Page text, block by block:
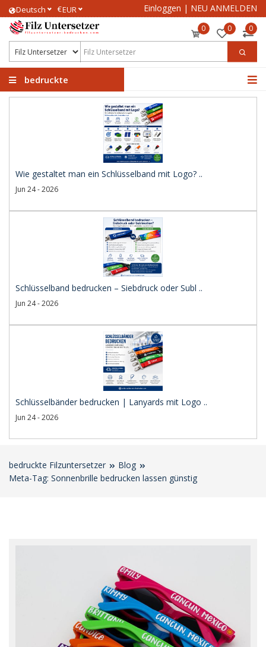
Deutsch €EUR Einloggen | NEU ANMELDEN
0 0 0
bedruckte
Wie gestaltet man ein Schlüsselband mit Logo? ..
Jun 24 - 2026
Schlüsselband bedrucken – Siebdruck oder Subl ..
Jun 24 - 2026
Schlüsselbänder bedrucken | Lanyards mit Logo ..
Jun 24 - 2026
bedruckte Filzuntersetzer
Blog
Meta-Tag: Sonnenbrille bedrucken lassen günstig